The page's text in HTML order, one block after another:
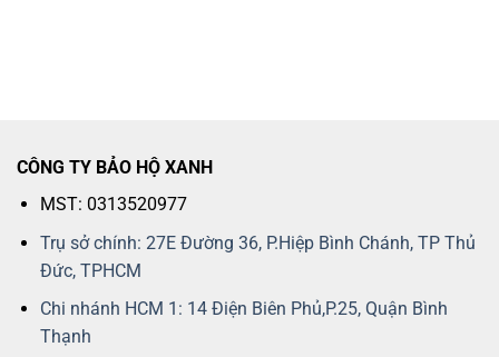
CÔNG TY BẢO HỘ XANH
MST: 0313520977
Trụ sở chính: 27E Đường 36, P.Hiệp Bình Chánh, TP Thủ
Đức, TPHCM
Chi nhánh HCM 1: 14 Điện Biên Phủ,P.25, Quận Bình
Thạnh